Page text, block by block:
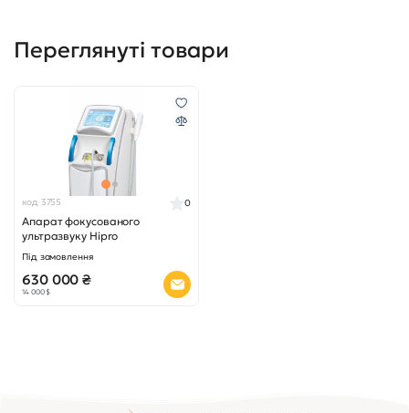
Переглянуті товари
код 3755
Апарат фокусованого
ультразвуку Hipro
0
Під замовлення
630 000 ₴
14 000 $